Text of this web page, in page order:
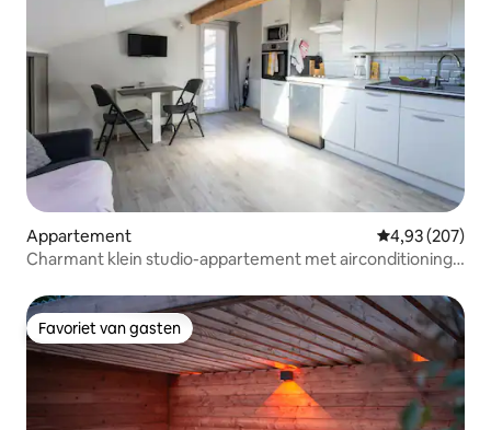
Appartement Gemiddelde
4,93 (207)
Charmant klein studio-appartement met airconditioning
Favoriet van gasten
Favoriet van gasten